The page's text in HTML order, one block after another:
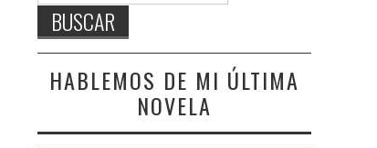
HABLEMOS DE MI ÚLTIMA
NOVELA